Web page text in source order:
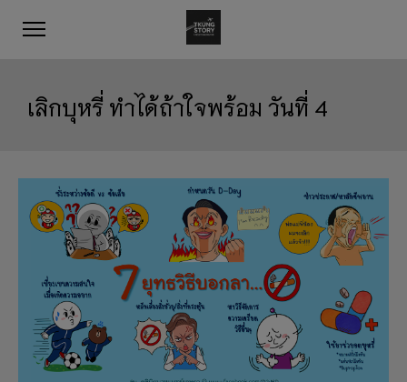
เลิกบุหรี่ ทำได้ถ้าใจพร้อม วันที่ 4